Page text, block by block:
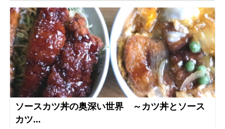
ソースカツ丼の奥深い世界 ～カツ丼とソース
カツ...